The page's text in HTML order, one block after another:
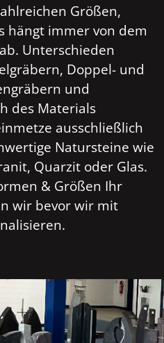
Größen,
hängt immer von dem
Unterschieden
Doppel- und
und
des Materials
ausschließlich
Natursteine wie
Quarzit oder Glas.
& Größen Ihr
wir bevor wir mit